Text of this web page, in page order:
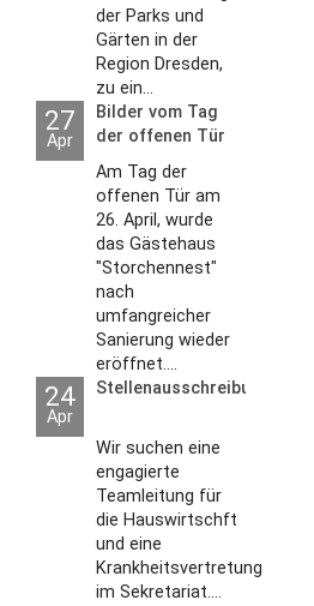
der Parks und
Gärten in der
Region Dresden,
zu ein...
27
Apr
Bilder vom Tag
der offenen Tür
2026
Am Tag der
offenen Tür am
26. April, wurde
das Gästehaus
"Storchennest"
nach
umfangreicher
Sanierung wieder
eröffnet....
24
Apr
Stellenausschreibungen
Wir suchen eine
engagierte
Teamleitung für
die Hauswirtschft
und eine
Krankheitsvertretung
im Sekretariat....